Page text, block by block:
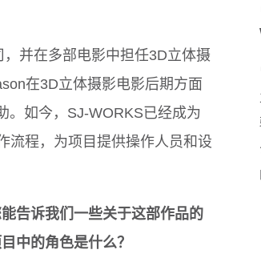
并在多部电影中担任3D立体摄
在3D立体摄影电影后期方面
。如今，SJ-WORKS已经成为
流程，为项目提供操作人员和设
告诉我们一些关于这部作品的
中的角色是什么？